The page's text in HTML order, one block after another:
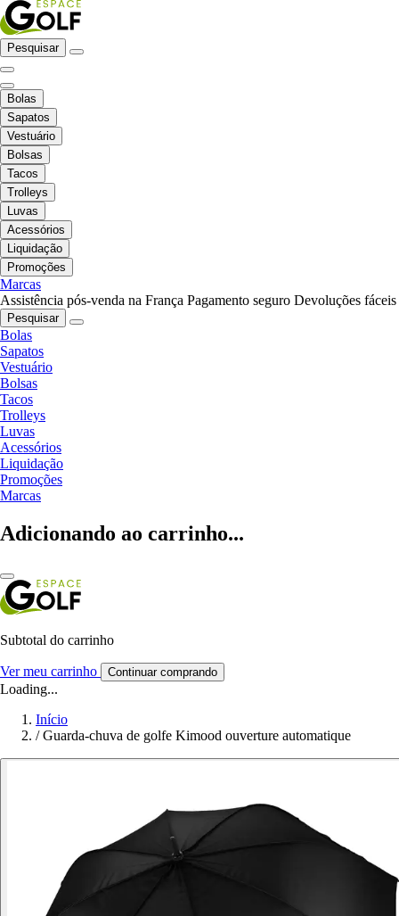
Pesquisar
Bolas
Sapatos
Vestuário
Bolsas
Tacos
Trolleys
Luvas
Acessórios
Liquidação
Promoções
Marcas
Assistência pós-venda na França Pagamento seguro Devoluções fáceis
Pesquisar
Bolas
Sapatos
Vestuário
Bolsas
Tacos
Trolleys
Luvas
Acessórios
Liquidação
Promoções
Marcas
Adicionando ao carrinho...
Subtotal do carrinho
Ver meu carrinho Continuar comprando
Loading...
Início
/ Guarda-chuva de golfe Kimood ouverture automatique